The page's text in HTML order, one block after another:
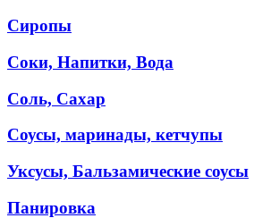
Сиропы
Соки, Напитки, Вода
Соль, Сахар
Соусы, маринады, кетчупы
Уксусы, Бальзамические соусы
Панировка